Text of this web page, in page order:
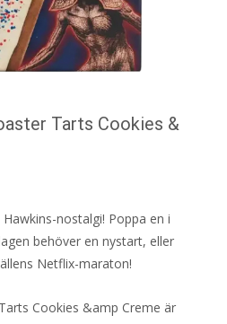
Tarts Cookies &
nostalgi! Poppa en i
behöver en nystart, eller
Netflix-maraton!
Cookies &amp Creme är